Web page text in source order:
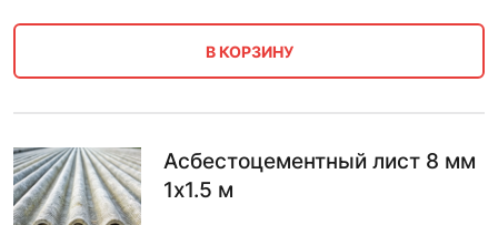
В КОРЗИНУ
Асбестоцементный лист 8 мм
1х1.5 м